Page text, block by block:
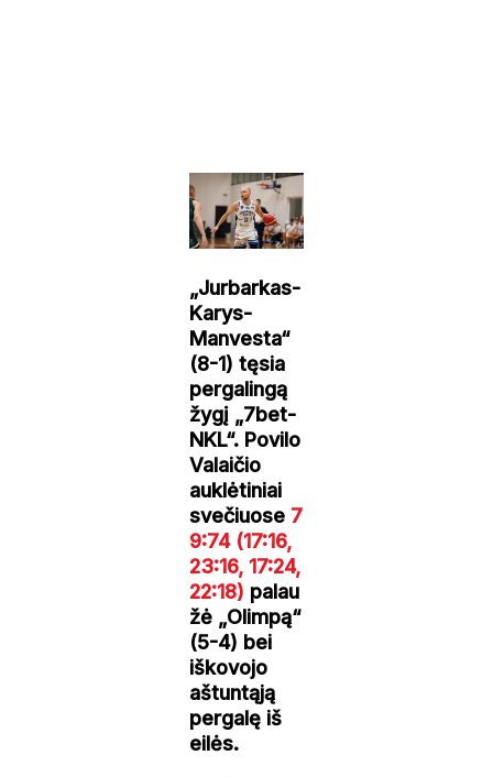
„Jurbarkas-
Karys-
Manvesta“
(8-1) tęsia
pergalingą
žygį „7bet-
NKL“. Povilo
Valaičio
auklėtiniai
svečiuose 7
9:74(17:16,
23:16, 17:24,
22:18) palau
žė „Olimpą“
(5-4) bei
iškovojo
aštuntąją
pergalę iš
eilės.